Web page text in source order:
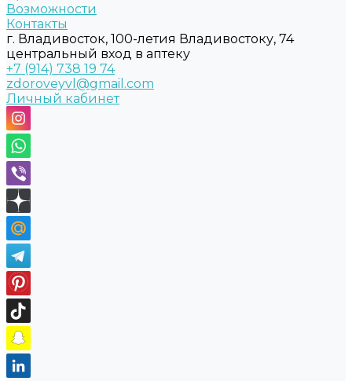
Возможности
Контакты
г. Владивосток, 100-летия Владивостоку, 74
центральный вход в аптеку
+7 (914) 738 19 74
zdoroveyvl@gmail.com
Личный кабинет